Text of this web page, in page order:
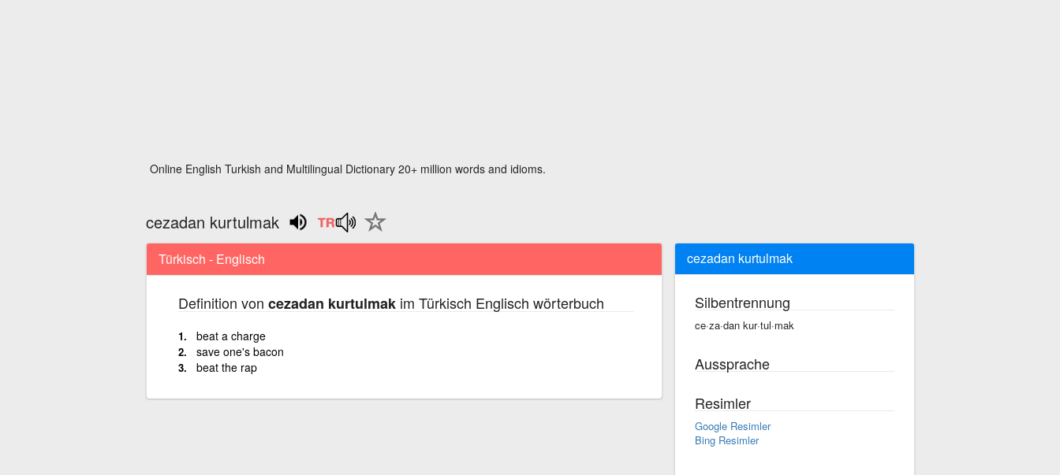
Online English Turkish and Multilingual Dictionary 20+ million words and idioms.
cezadan kurtulmak
Türkisch - Englisch
Definition von cezadan kurtulmakim Türkisch Englisch wörterbuch
beat a charge
save one's bacon
beat the rap
cezadan kurtulmak
Silbentrennung
ce·za·dan kur·tul·mak
Aussprache
Resimler
Google Resimler
Bing Resimler